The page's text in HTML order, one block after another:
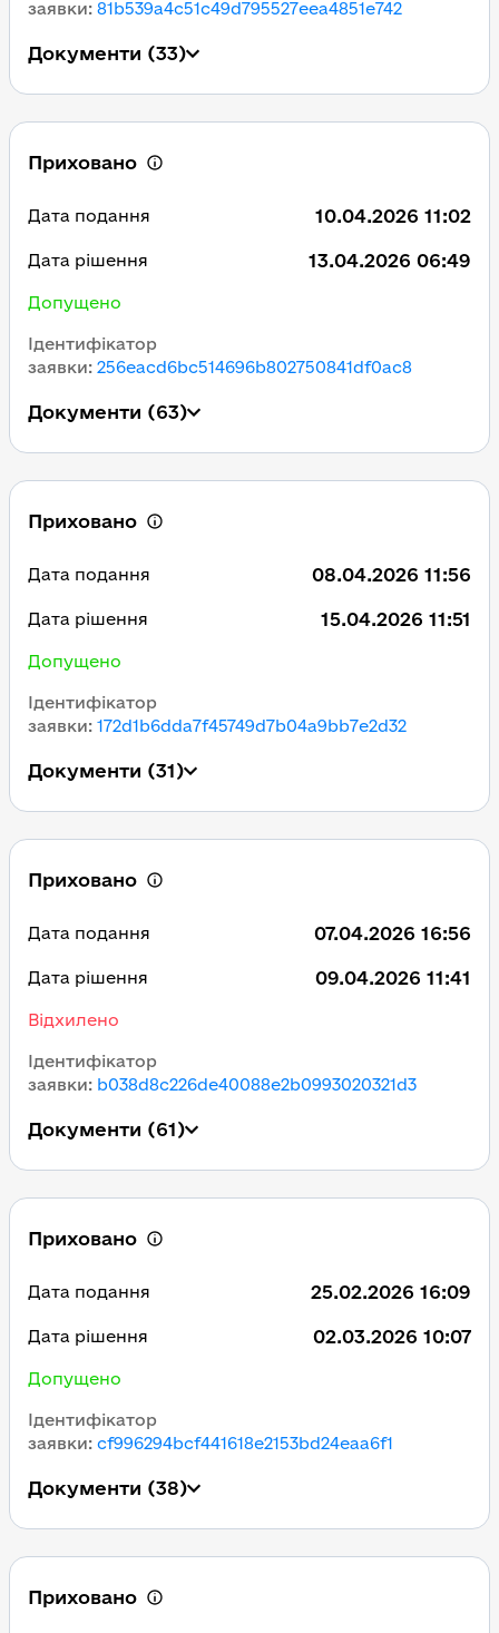
заявки: 81b539a4c51c49d795527eea4851e742
Документи (33)
Приховано
Дата подання 10.04.2026 11:02
Дата рішення 13.04.2026 06:49
Допущено
Ідентифікатор
заявки: 256eacd6bc514696b802750841df0ac8
Документи (63)
Приховано
Дата подання 08.04.2026 11:56
Дата рішення 15.04.2026 11:51
Допущено
Ідентифікатор
заявки: 172d1b6dda7f45749d7b04a9bb7e2d32
Документи (31)
Приховано
Дата подання 07.04.2026 16:56
Дата рішення 09.04.2026 11:41
Відхилено
Ідентифікатор
заявки: b038d8c226de40088e2b0993020321d3
Документи (61)
Приховано
Дата подання 25.02.2026 16:09
Дата рішення 02.03.2026 10:07
Допущено
Ідентифікатор
заявки: cf996294bcf441618e2153bd24eaa6f1
Документи (38)
Приховано